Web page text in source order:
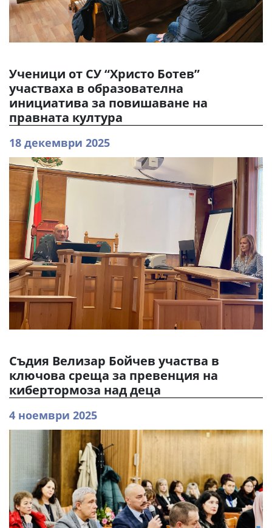
Ученици от СУ “Христо Ботев”
участваха в образователна
инициатива за повишаване на
правната култура
18 декември 2025
Съдия Велизар Бойчев участва в
ключова среща за превенция на
кибертормоза над деца
4 ноември 2025